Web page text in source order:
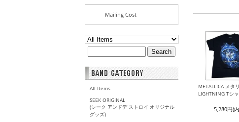
Mailing Cost
All Items
SEEK ORIGINAL
(シーク アンドデ ストロイ オリジナル
グッズ)
METALLICA メタ
LIGHTNING Tシ
5,280円(